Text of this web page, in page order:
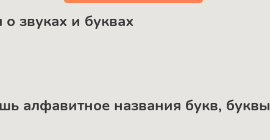
звуках и буквах
алфавитное названия букв,